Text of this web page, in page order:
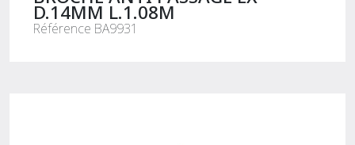
D.14MM L.1.08M
Référence BA9931